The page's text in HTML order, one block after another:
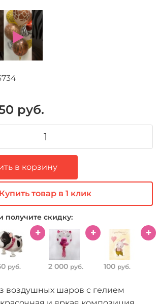
руб.
в корзину
Купить товар в 1 клик
получите скидку:
руб. 2 000 руб. 100 руб.
воздушных шаров с гелием